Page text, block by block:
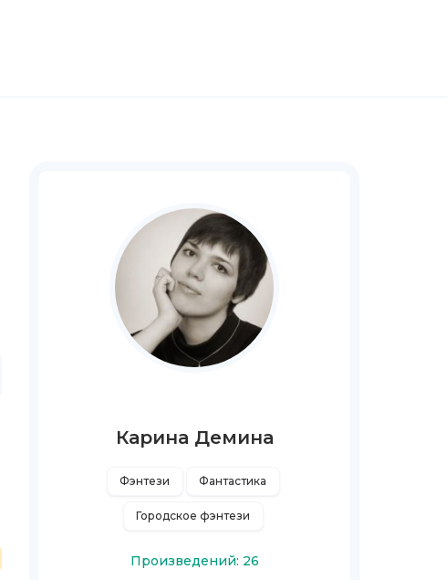
Карина Демина
Фэнтези Фантастика
Городское фэнтези
Произведений: 26